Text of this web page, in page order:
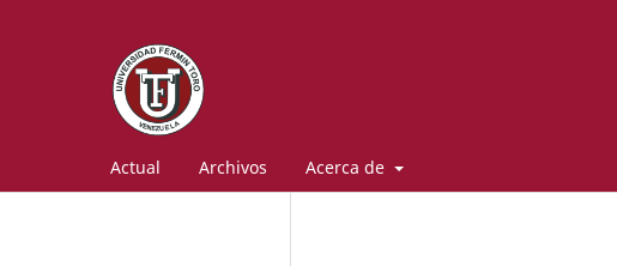
Actual Archivos Acerca de